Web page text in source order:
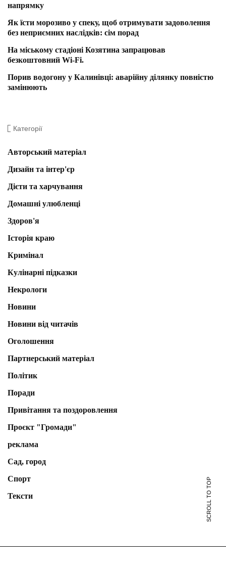
напрямку
Як їсти морозиво у спеку, щоб отримувати задоволення
без неприємних наслідків: сім порад
На міському стадіоні Козятина запрацював
безкоштовний Wi-Fi.
Порив водогону у Калинівці: аварійну ділянку повністю
замінюють
Категорії
Авторський матеріал
Дизайн та інтер'єр
Дієти та харчування
Домашні улюбленці
Здоров'я
Історія краю
Кримінал
Кулінарні підказки
Некрологи
Новини
Новини від читачів
Оголошення
Партнерський матеріал
Політик
Поради
Привітання та поздоровлення
Проєкт "Громади"
реклама
Сад, город
Спорт
Тексти
SCROLL TO TOP